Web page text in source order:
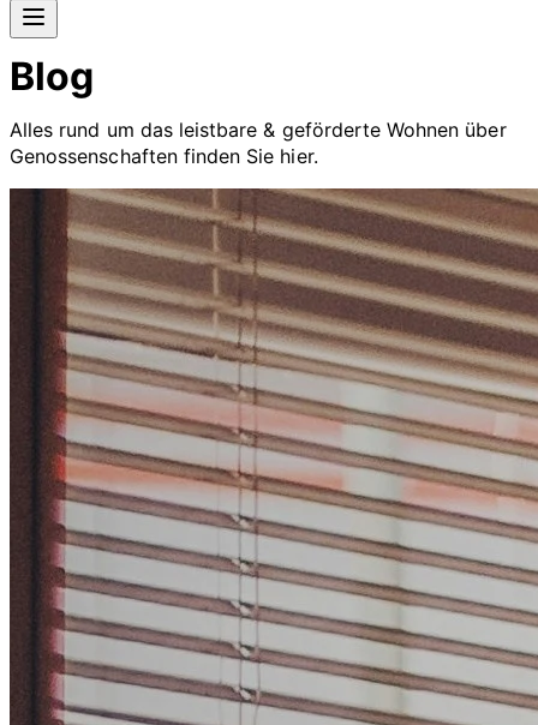
Blog
Alles rund um das leistbare & geförderte Wohnen über
Genossenschaften finden Sie hier.